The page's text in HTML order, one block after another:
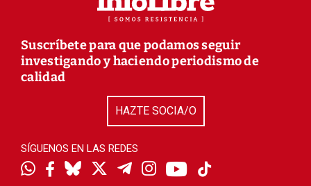
Suscríbete para que podamos seguir
investigando y haciendo periodismo de
calidad
HAZTE SOCIA/O
SÍGUENOS EN LAS REDES